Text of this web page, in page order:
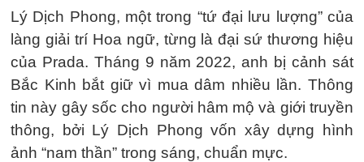
Lý Dịch Phong, một trong “tứ đại lưu lượng” của
làng giải trí Hoa ngữ, từng là đại sứ thương hiệu
của Prada. Tháng 9 năm 2022, anh bị cảnh sát
Bắc Kinh bắt giữ vì mua dâm nhiều lần. Thông
tin này gây sốc cho người hâm mộ và giới truyền
thông, bởi Lý Dịch Phong vốn xây dựng hình
ảnh “nam thần” trong sáng, chuẩn mực.